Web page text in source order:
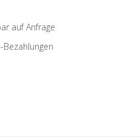
auf Anfrage